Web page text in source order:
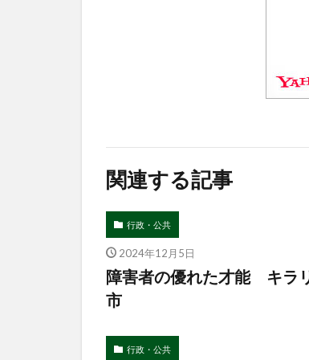
関連する記事
行政・公共
2024年12月5日
障害者の優れた才能 キラ
市
行政・公共